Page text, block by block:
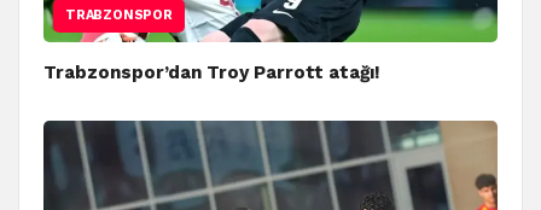
TRABZONSPOR
Trabzonspor’dan Troy Parrott atağı!